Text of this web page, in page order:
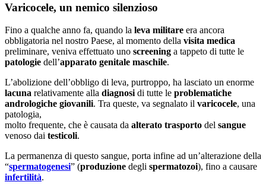
Varicocele, un nemico silenzioso
Fino a qualche anno fa, quando la leva militare era ancora
obbligatoria nel nostro Paese, al momento della visita medica
preliminare, veniva effettuato uno screening a tappeto di tutte le
patologie dell’apparato genitale maschile.
L’abolizione dell’obbligo di leva, purtroppo, ha lasciato un enorme
lacuna relativamente alla diagnosi di tutte le problematiche
andrologiche giovanili. Tra queste, va segnalato il varicocele, una
patologia,
molto frequente, che è causata da alterato trasporto del sangue
venoso dai testicoli.
La permanenza di questo sangue, porta infine ad un’alterazione della
“spermatogenesi” (produzione degli spermatozoi), fino a causare
infertilità.